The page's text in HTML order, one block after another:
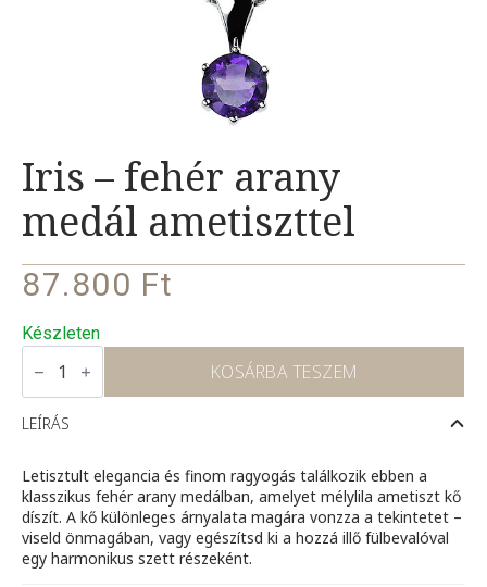
Iris – fehér arany
medál ametiszttel
87.800 Ft
Készleten
Iris
arany
medál
KOSÁRBA TESZEM
LEÍRÁS
Letisztult elegancia és finom ragyogás találkozik ebben a
klasszikus fehér arany medálban, amelyet mélylila ametiszt kő
díszít. A kő különleges árnyalata magára vonzza a tekintetet –
viseld önmagában, vagy egészítsd ki a hozzá illő fülbevalóval
egy harmonikus szett részeként.